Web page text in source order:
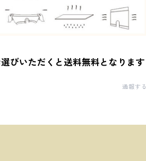
びいただくと送料無料となります
通報する